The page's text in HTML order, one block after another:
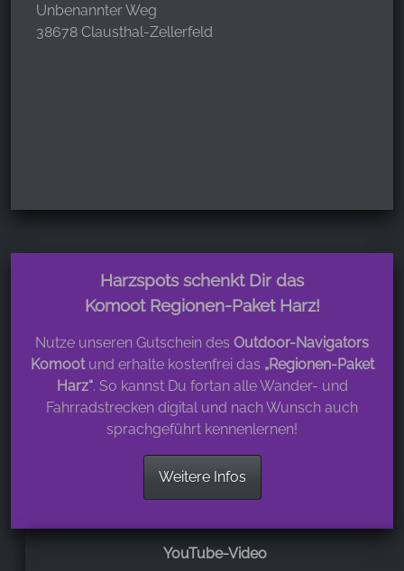
Unbenannter Weg
38678 Clausthal-Zellerfeld
Harzspots schenkt Dir das
Komoot Regionen-Paket Harz!
Nutze unseren Gutschein des Outdoor-Navigators
Komootund erhalte kostenfrei das „Regionen-Paket
Harz“. So kannst Du fortan alle Wander- und
Fahrradstrecken digital und nach Wunsch auch
sprachgeführt kennenlernen!
Weitere Infos
YouTube-Video